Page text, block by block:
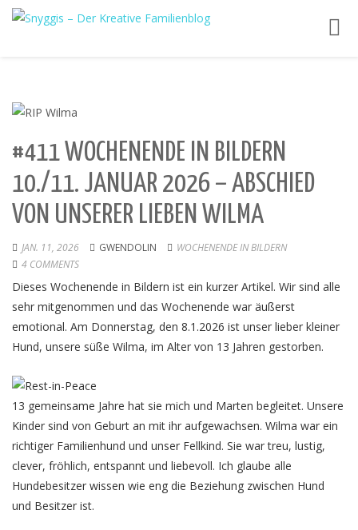
#411 WOCHENENDE IN BILDERN
10./11. JANUAR 2026 – ABSCHIED
VON UNSERER LIEBEN WILMA
JAN. 11, 2026 GWENDOLIN
WOCHENENDE IN BILDERN
4 COMMENTS
Dieses Wochenende in Bildern ist ein kurzer Artikel. Wir sind alle
sehr mitgenommen und das Wochenende war äußerst
emotional. Am Donnerstag, den 8.1.2026 ist unser lieber kleiner
Hund, unsere süße Wilma, im Alter von 13 Jahren gestorben.
13 gemeinsame Jahre hat sie mich und Marten begleitet. Unsere
Kinder sind von Geburt an mit ihr aufgewachsen. Wilma war ein
richtiger Familienhund und unser Fellkind. Sie war treu, lustig,
clever, fröhlich, entspannt und liebevoll. Ich glaube alle
Hundebesitzer wissen wie eng die Beziehung zwischen Hund
und Besitzer ist.